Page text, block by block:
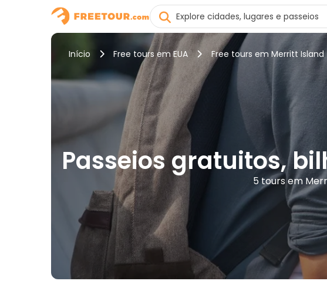
Início Free tours em EUA Free tours em Merritt Island
Passeios gratuitos,
5 tours em